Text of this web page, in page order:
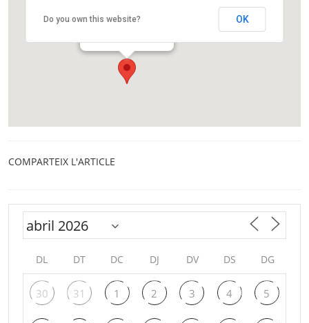
Barri de Sant Antoni
Carrer Comte d'Urgell, 0
Do you own this website? OK
COMPARTEIX L'ARTICLE
DL DT DC DJ DV DS DG
30 31 1 2 3 4 5